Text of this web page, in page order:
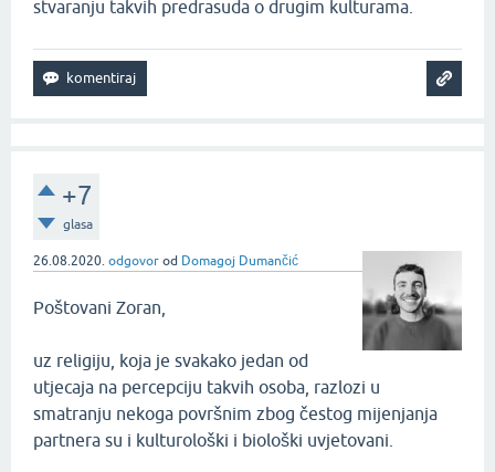
stvaranju takvih predrasuda o drugim kulturama.
+7
glasa
26.08.2020. odgovor od Domagoj Dumančić
Poštovani Zoran,
uz religiju, koja je svakako jedan od
utjecaja na percepciju takvih osoba, razlozi u
smatranju nekoga površnim zbog čestog mijenjanja
partnera su i kulturološki i biološki uvjetovani.